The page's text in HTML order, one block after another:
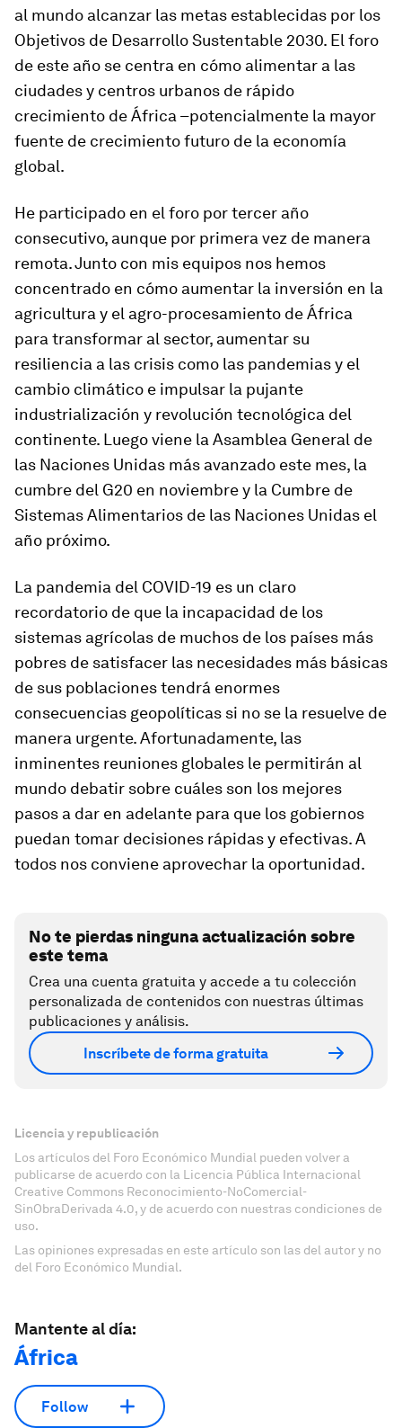
al mundo alcanzar las metas establecidas por los
Objetivos de Desarrollo Sustentable 2030. El foro
de este año se centra en cómo alimentar a las
ciudades y centros urbanos de rápido
crecimiento de África –potencialmente la mayor
fuente de crecimiento futuro de la economía
global.
He participado en el foro por tercer año
consecutivo, aunque por primera vez de manera
remota. Junto con mis equipos nos hemos
concentrado en cómo aumentar la inversión en la
agricultura y el agro-procesamiento de África
para transformar al sector, aumentar su
resiliencia a las crisis como las pandemias y el
cambio climático e impulsar la pujante
industrialización y revolución tecnológica del
continente. Luego viene la Asamblea General de
las Naciones Unidas más avanzado este mes, la
cumbre del G20 en noviembre y la Cumbre de
Sistemas Alimentarios de las Naciones Unidas el
año próximo.
La pandemia del COVID-19 es un claro
recordatorio de que la incapacidad de los
sistemas agrícolas de muchos de los países más
pobres de satisfacer las necesidades más básicas
de sus poblaciones tendrá enormes
consecuencias geopolíticas si no se la resuelve de
manera urgente. Afortunadamente, las
inminentes reuniones globales le permitirán al
mundo debatir sobre cuáles son los mejores
pasos a dar en adelante para que los gobiernos
puedan tomar decisiones rápidas y efectivas. A
todos nos conviene aprovechar la oportunidad.
No te pierdas ninguna actualización sobre
este tema
Crea una cuenta gratuita y accede a tu colección
personalizada de contenidos con nuestras últimas
publicaciones y análisis.
Inscríbete de forma gratuita
Licencia y republicación
Los artículos del Foro Económico Mundial pueden volver a
publicarse de acuerdo con la Licencia Pública Internacional
Creative Commons Reconocimiento-NoComercial-
SinObraDerivada 4.0, y de acuerdo con nuestras condiciones de
uso.
Las opiniones expresadas en este artículo son las del autor y no
del Foro Económico Mundial.
Mantente al día:
África
Follow